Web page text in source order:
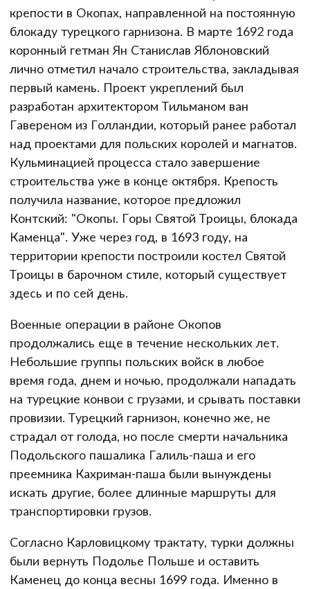
крепости в Окопах, направленной на постоянную
блокаду турецкого гарнизона. В марте 1692 года
коронный гетман Ян Станислав Яблоновский
лично отметил начало строительства, закладывая
первый камень. Проект укреплений был
разработан архитектором Тильманом ван
Гавереном из Голландии, который ранее работал
над проектами для польских королей и магнатов.
Кульминацией процесса стало завершение
строительства уже в конце октября. Крепость
получила название, которое предложил
Контский: "Окопы. Горы Святой Троицы, блокада
Каменца". Уже через год, в 1693 году, на
территории крепости построили костел Святой
Троицы в барочном стиле, который существует
здесь и по сей день.
Военные операции в районе Окопов
продолжались еще в течение нескольких лет.
Небольшие группы польских войск в любое
время года, днем и ночью, продолжали нападать
на турецкие конвои с грузами, и срывать поставки
провизии. Турецкий гарнизон, конечно же, не
страдал от голода, но после смерти начальника
Подольского пашалика Галиль-паша и его
преемника Кахриман-паша были вынуждены
искать другие, более длинные маршруты для
транспортировки грузов.
Согласно Карловицкому трактату, турки должны
были вернуть Подолье Польше и оставить
Каменец до конца весны 1699 года. Именно в